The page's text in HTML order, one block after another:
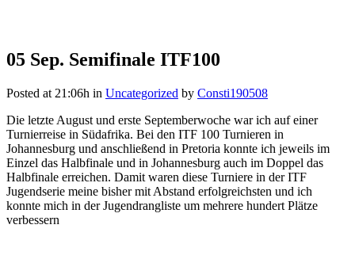
05 Sep. Semifinale ITF100
Posted at 21:06h in Uncategorized by Consti190508
Die letzte August und erste Septemberwoche war ich auf einer
Turnierreise in Südafrika. Bei den ITF 100 Turnieren in
Johannesburg und anschließend in Pretoria konnte ich jeweils im
Einzel das Halbfinale und in Johannesburg auch im Doppel das
Halbfinale erreichen. Damit waren diese Turniere in der ITF
Jugendserie meine bisher mit Abstand erfolgreichsten und ich
konnte mich in der Jugendrangliste um mehrere hundert Plätze
verbessern